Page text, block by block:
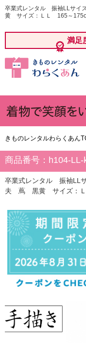
卒業式レンタル 振袖LLサ
黄 サイズ：ＬＬ 165～
満足
きものレンタルわらくあん
商品番号：h104-LL-
卒業式レンタル 振袖LL
夫 蔦 黒黄 サイズ：